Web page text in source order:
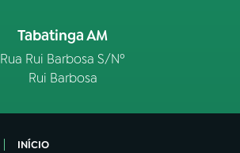
Tabatinga AM
Rua Rui Barbosa S/Nº
Rui Barbosa
INÍCIO